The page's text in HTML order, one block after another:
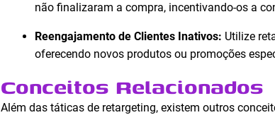
não finalizaram a compra, incentivando-os a
Reengajamento de Clientes Inativos: Utilize
oferecendo novos produtos ou promoções
Conceitos Relacionados
Além das táticas de retargeting, existem outros